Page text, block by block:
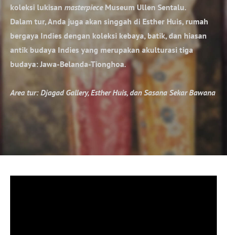
koleksi lukisan masterpieceMuseum Ullen Sentalu.
Dalam tur, Anda juga akan singgah di Esther Huis, rumah
bergaya Indies dengan koleksi kebaya, batik, dan hiasan
antik budaya Indies yang merupakan akulturasi tiga
budaya: Jawa-Belanda-Tionghoa.
Area tur: Djagad Gallery, Esther Huis, dan Sasana Sekar Bawana